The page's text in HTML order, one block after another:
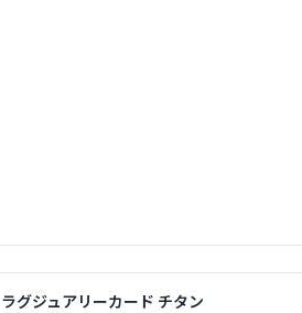
ラグジュアリーカード チタン